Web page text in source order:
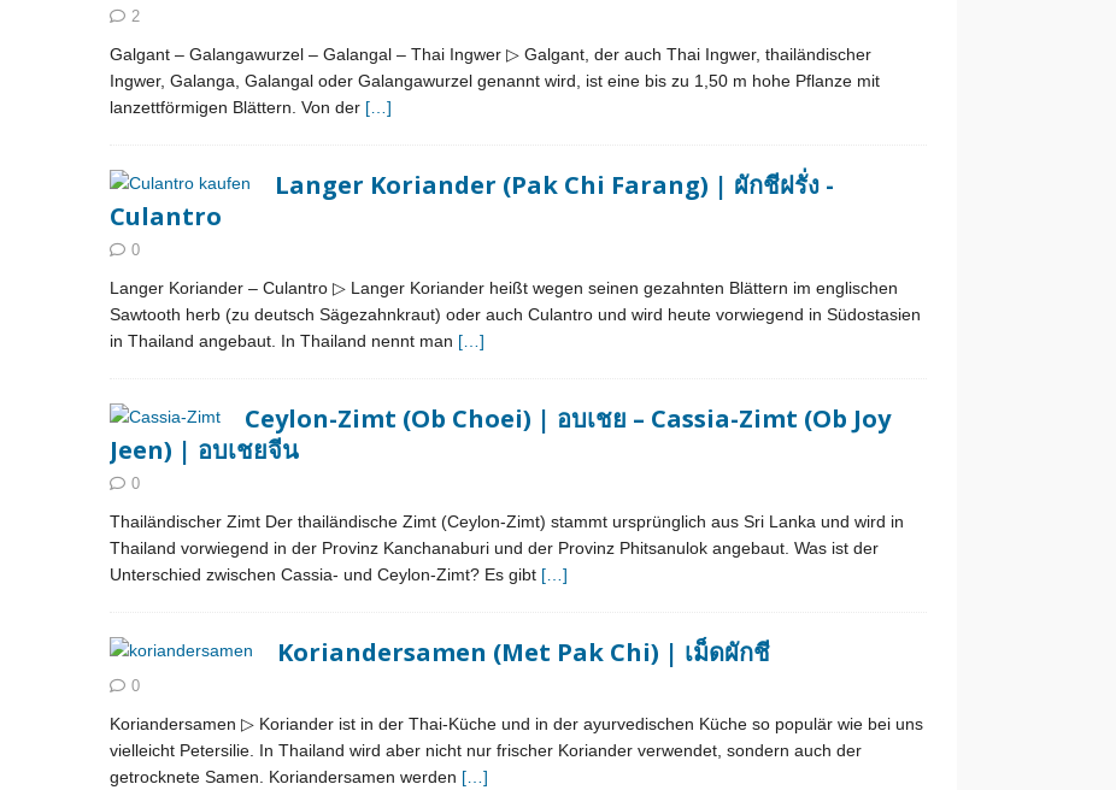
2
Galgant – Galangawurzel – Galangal – Thai Ingwer ▷ Galgant, der auch Thai Ingwer, thailändischer
Ingwer, Galanga, Galangal oder Galangawurzel genannt wird, ist eine bis zu 1,50 m hohe Pflanze mit
lanzettförmigen Blättern. Von der […]
Langer Koriander (Pak Chi Farang) | ผักชีฝรั่ง -
Culantro
0
Langer Koriander – Culantro ▷ Langer Koriander heißt wegen seinen gezahnten Blättern im englischen
Sawtooth herb (zu deutsch Sägezahnkraut) oder auch Culantro und wird heute vorwiegend in Südostasien
in Thailand angebaut. In Thailand nennt man […]
Ceylon-Zimt (Ob Choei) | อบเชย – Cassia-Zimt (Ob Joy
Jeen) | อบเชยจีน
0
Thailändischer Zimt Der thailändische Zimt (Ceylon-Zimt) stammt ursprünglich aus Sri Lanka und wird in
Thailand vorwiegend in der Provinz Kanchanaburi und der Provinz Phitsanulok angebaut. Was ist der
Unterschied zwischen Cassia- und Ceylon-Zimt? Es gibt […]
Koriandersamen (Met Pak Chi) | เม็ดผักชี
0
Koriandersamen ▷ Koriander ist in der Thai-Küche und in der ayurvedischen Küche so populär wie bei uns
vielleicht Petersilie. In Thailand wird aber nicht nur frischer Koriander verwendet, sondern auch der
getrocknete Samen. Koriandersamen werden […]